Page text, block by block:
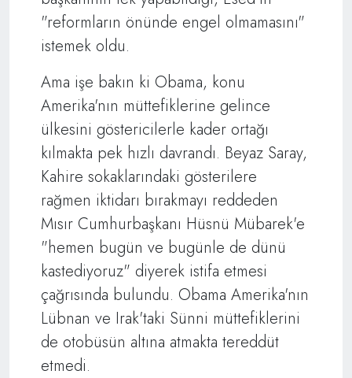
"reformların önünde engel olmamasını"
istemek oldu.
Ama işe bakın ki Obama, konu
Amerika'nın müttefiklerine gelince
ülkesini göstericilerle kader ortağı
kılmakta pek hızlı davrandı. Beyaz Saray,
Kahire sokaklarındaki gösterilere
rağmen iktidarı bırakmayı reddeden
Mısır Cumhurbaşkanı Hüsnü Mübarek'e
"hemen bugün ve bugünle de dünü
kastediyoruz" diyerek istifa etmesi
çağrısında bulundu. Obama Amerika'nın
Lübnan ve Irak'taki Sünni müttefiklerini
de otobüsün altına atmakta tereddüt
etmedi.